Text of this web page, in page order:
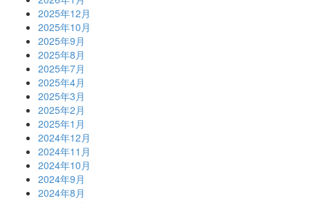
2025年12月
2025年10月
2025年9月
2025年8月
2025年7月
2025年4月
2025年3月
2025年2月
2025年1月
2024年12月
2024年11月
2024年10月
2024年9月
2024年8月